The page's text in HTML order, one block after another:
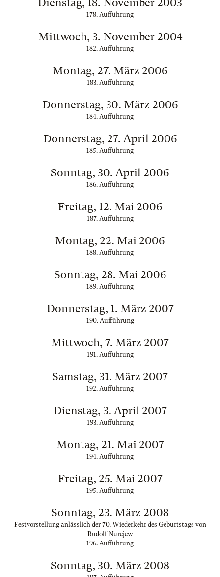
Dienstag, 18. November 2003
178. Aufführung
Mittwoch, 3. November 2004
182. Aufführung
Montag, 27. März 2006
183. Aufführung
Donnerstag, 30. März 2006
184. Aufführung
Donnerstag, 27. April 2006
185. Aufführung
Sonntag, 30. April 2006
186. Aufführung
Freitag, 12. Mai 2006
187. Aufführung
Montag, 22. Mai 2006
188. Aufführung
Sonntag, 28. Mai 2006
189. Aufführung
Donnerstag, 1. März 2007
190. Aufführung
Mittwoch, 7. März 2007
191. Aufführung
Samstag, 31. März 2007
192. Aufführung
Dienstag, 3. April 2007
193. Aufführung
Montag, 21. Mai 2007
194. Aufführung
Freitag, 25. Mai 2007
195. Aufführung
Sonntag, 23. März 2008
Festvorstellung anlässlich der 70. Wiederkehr des Geburtstags von
Rudolf Nurejew
196. Aufführung
Sonntag, 30. März 2008